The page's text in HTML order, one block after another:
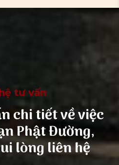
tư vấn
chi tiết về việc
Phật Đường,
lòng liên hệ